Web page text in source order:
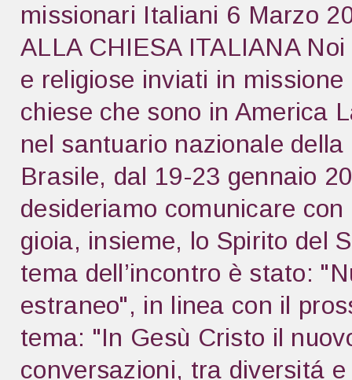
missionari Italiani 6 Marzo
ALLA CHIESA ITALIANA
e religiose inviati in
chiese che sono in America
nel santuario nazionale
Brasile, dal 19-23 gennaio
desideriamo comunicare
gioia, insieme, lo Spirito del
tema dell’incontro è stato:
estraneo", in linea con il
tema: "In Gesù Cristo il
conversazioni, tra diversitá